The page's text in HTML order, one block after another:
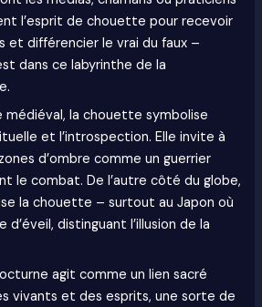
l’esprit de chouette pour recevoir
et différencier le vrai du faux –
dans ce labyrinthe de la
médiéval, la chouette symbolise
et l’introspection. Elle invite à
d’ombre comme un guerrier
le combat. De l’autre côté du globe,
la chouette – surtout au Japon où
d’éveil, distinguant l’illusion de la
agit comme un lien sacré
vivants et des esprits, une sorte de